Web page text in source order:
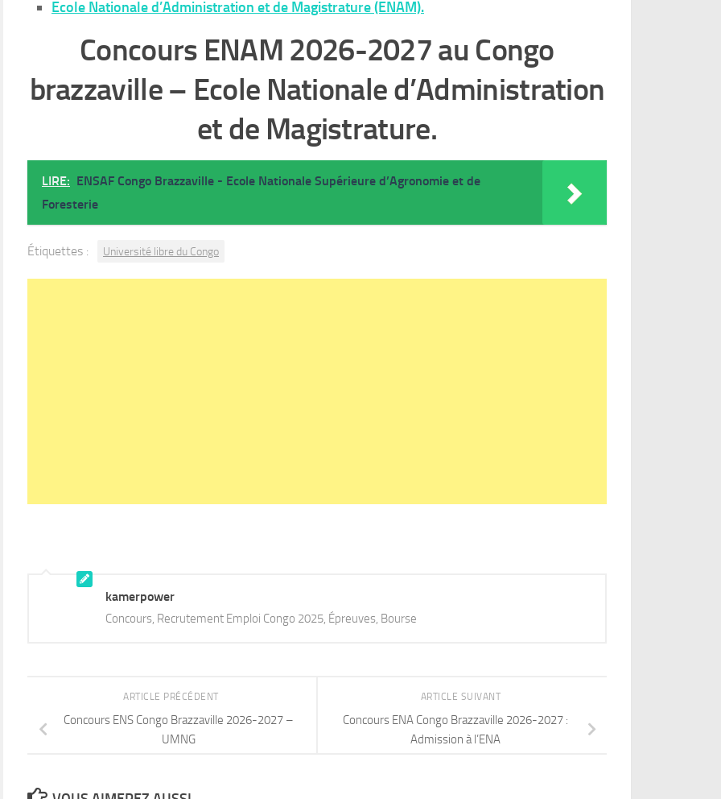
Ecole Nationale d’Administration et de Magistrature (ENAM).
Concours ENAM 2026-2027 au Congo
brazzaville – Ecole Nationale d’Administration
et de Magistrature.
LIRE: ENSAF Congo Brazzaville - Ecole Nationale Supérieure d’Agronomie et de
Foresterie
Étiquettes : Université libre du Congo
kamerpower
Concours, Recrutement Emploi Congo 2025, Épreuves, Bourse
ARTICLE SUIVANT
Concours ENA Congo Brazzaville 2026-2027 :
Admission à l’ENA
ARTICLE PRÉCÉDENT
Concours ENS Congo Brazzaville 2026-2027 –
UMNG